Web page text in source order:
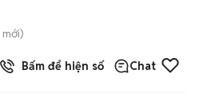
mới)
Bấm để hiện số Chat